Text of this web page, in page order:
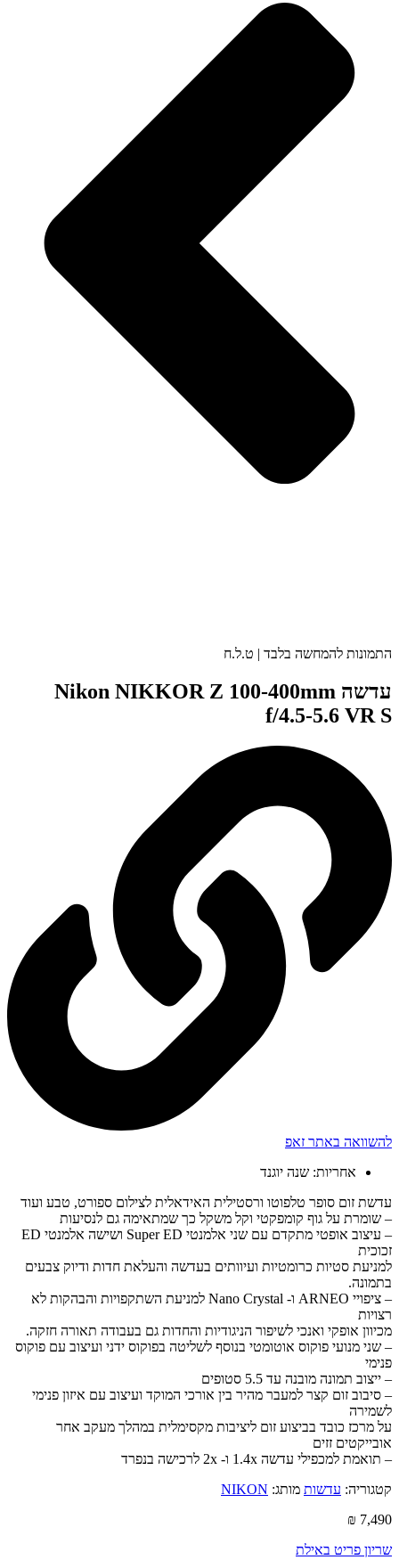
התמונות להמחשה בלבד | ט.ל.ח
עדשה Nikon NIKKOR Z 100-400mm
f/4.5-5.6 VR S
להשוואה באתר זאפ
אחריות: שנה יוגנד
עדשת זום סופר טלפוטו ורסטילית האידאלית לצילום ספורט, טבע ועוד
– שומרת על גוף קומפקטי וקל משקל כך שמתאימה גם לנסיעות
– עיצוב אופטי מתקדם עם שני אלמנטי Super ED ושישה אלמנטי ED
זכוכית
למניעת סטיות כרומטיות ועיוותים בעדשה והעלאת חדות ודיוק צבעים
בתמונה.
– ציפויי ARNEO ו- Nano Crystal למניעת השתקפויות והבהקות לא
רצויות
מכיוון אופקי ואנכי לשיפור הניגודיות והחדות גם בעבודה תאורה חזקה.
– שני מנועי פוקוס אוטומטי בנוסף לשליטה בפוקוס ידני ועיצוב עם פוקוס
פנימי
– ייצוב תמונה מובנה עד 5.5 סטופים
– סיבוב זום קצר למעבר מהיר בין אורכי המוקד ועיצוב עם איזון פנימי
לשמירה
על מרכז כובד בביצוע זום ליציבות מקסימלית במהלך מעקב אחר
אובייקטים זזים
– תואמת למכפילי עדשה 1.4x ו- 2x לרכישה בנפרד
קטגוריה: עדשות מותג: NIKON
₪ 7,490
שריון פריט באילת